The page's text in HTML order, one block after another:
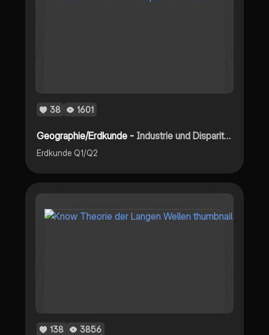
38 1601
Geographie/Erdkunde - Industrie und Disparitäten
Erdkunde Q1/Q2
138 3856